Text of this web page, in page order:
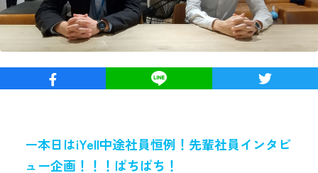
ー本日はiYell中途社員恒例！先輩社員インタビ
ュー企画！！！ぱちぱち！